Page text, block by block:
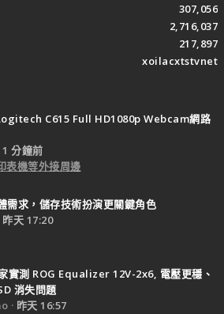
307,056
2,716,037
217,897
xoilacxtstvnet
C615 Full HD1080p Webcam網路
1 分鐘前
表機等外接周邊
需求，儲存技術扮演更關鍵角色
昨天 17:20
實測 ROG Equalizer 12V-2x6, 電壓更穩、
消失問題
昨天 16:57